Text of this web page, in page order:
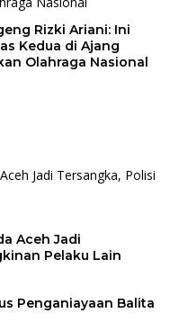
Rizki Ariani: Ini
Kedua di Ajang
Olahraga Nasional
Aceh Jadi
Pelaku Lain
Penganiayaan Balita